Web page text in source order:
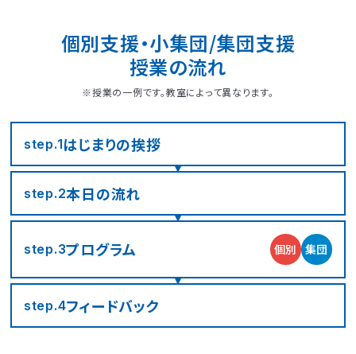
個別支援・小集団/集団支援
授業の流れ
※授業の一例です。教室によって異なります。
step.1はじまりの挨拶
step.2本日の流れ
step.3プログラム 個別 集団
step.4フィードバック
LITALICOジュニア
茨城エリアの教室一覧
つくば市
児童発達支援
LITALICOジュニア
埼玉エリアの教室一覧
さいたま市浦和区
朝霞市
LITALICOジュニア
千葉エリアの教室一覧
船橋市
浦安市
LITALICOジュニア
東京エリアの教室一覧
武蔵野市
豊島区
LITALICOジュニア
神奈川エリアの教室一覧
川崎市川崎区
横浜市港北区
LITALICOジュニア
愛知エリアの教室一覧
名古屋市名東区
名古屋市北区
LITALICOジュニア
静岡エリアの教室一覧
静岡市駿河区
児童発達支援
LITALICOジュニア
三重エリアの教室一覧
四日市市
放課後等デイサービス
LITALICOジュニア
大阪エリアの教室一覧
寝屋川市
大阪市住之江区
LITALICOジュニア
兵庫エリアの教室一覧
神戸市東灘区
神戸市垂水区
LITALICOジュニア
京都エリアの教室一覧
京都市下京区
京都市東山区
LITALICOジュニア
奈良エリアの教室一覧
奈良市
北葛城郡王寺町
LITALICOジュニア
宮城エリアの教室一覧
仙台市太白区
児童発達支援
LITALICOジュニア
広島エリアの教室一覧
広島市中区
児童発達支援
LITALICOジュニア
福岡エリアの教室一覧
北九州市
福岡市城南区